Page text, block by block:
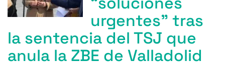
urgentes” tras
la sentencia del TSJ que
anula la ZBE de Valladolid